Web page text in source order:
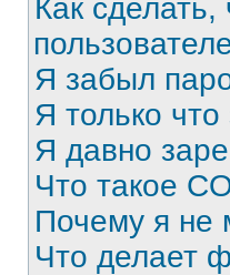
Как
Я забыл
Я только
Я давно
Что такое
Почему я не
Что делает